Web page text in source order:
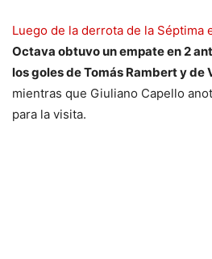
Luego de la derrota de la Séptima
Octava obtuvo un empate en 2
los goles de Tomás Rambert y de
mientras que Giuliano Capello
para la visita.